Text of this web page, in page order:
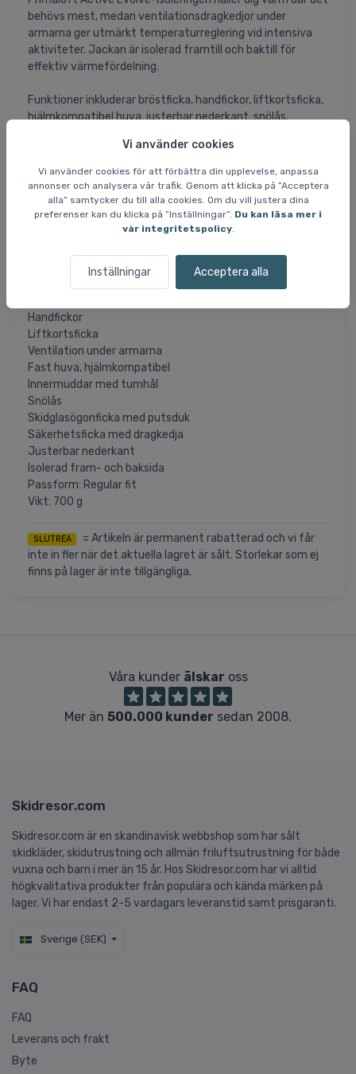
Vi använder cookies
Vi använder cookies för att förbättra din upplevelse, anpassa
annonser och analysera vår trafik. Genom att klicka på ”Acceptera
alla” samtycker du till alla cookies. Om du vill justera dina
preferenser kan du klicka på ”Inställningar”. Du kan läsa mer i
vår integritetspolicy.
Inställningar Acceptera alla
behövs mest, medan ventilationsdragkedjor under
armarna ger utmärkt temperaturreglering vid intensiva
aktiviteter. Jackan är isolerad framtill och baktill för
effektiv värmefördelning.
Funktioner inkluderar bröstficka, handfickor, liftkortsficka,
hjälmkompatibel huva, justerbar nederkant, snölås,
skidglasögonficka med putsduk.
En välbalanserad jacka för skidåkare som vill kombinera
komfort, rörelsefrihet och hög prestanda.
GORE-TEX 2-lagers membran
Primaloft Active Evolve-isolering
Handfickor
Liftkortsficka
Ventilation under armarna
Fast huva, hjälmkompatibel
Innermuddar med tumhål
Snölås
Skidglasögonficka med putsduk
Säkerhetsficka med dragkedja
Justerbar nederkant
Isolerad fram- och baksida
Passform: Regular fit
Vikt: 700 g
SLUTREA
= Artikeln är permanent rabatterad och vi får
inte in fler när det aktuella lagret är sålt. Storlekar som ej
finns på lager är inte tillgängliga.
Våra kunder älskar oss
Mer än 500.000 kunder sedan 2008.
Skidresor.com
Skidresor.com är en skandinavisk webbshop som har sålt
skidkläder, skidutrustning och allmän friluftsutrustning för både
vuxna och barn i mer än 15 år. Hos Skidresor.com har vi alltid
högkvalitativa produkter från populära och kända märken på
lager. Vi har endast 2-5 vardagars leveranstid samt prisgaranti.
Sverige (SEK)
FAQ
FAQ
Leverans och frakt
Byte